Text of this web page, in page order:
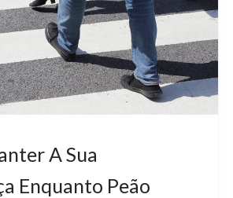
A Sua
Enquanto Peão